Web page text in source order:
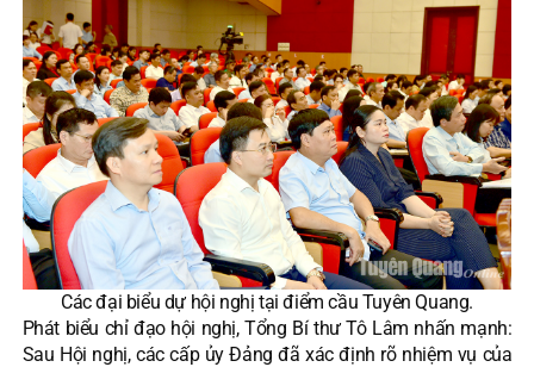
Các đại biểu dự hội nghị tại điểm cầu Tuyên Quang.
Phát biểu chỉ đạo hội nghị, Tổng Bí thư Tô Lâm nhấn mạnh:
Sau Hội nghị, các cấp ủy Đảng đã xác định rõ nhiệm vụ của